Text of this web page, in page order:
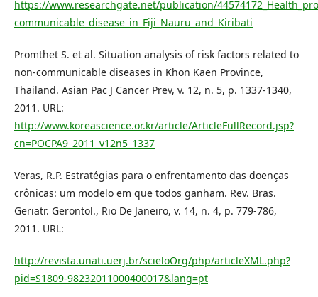
https://www.researchgate.net/publication/
communicable_disease_in_Fiji_Nauru_and_Kiribati
Promthet S. et al. Situation analysis of risk factors related to
non-communicable diseases in Khon Kaen Province,
Thailand. Asian Pac J Cancer Prev, v. 12, n. 5, p. 1337-1340,
2011. URL:
http://www.koreascience.or.kr/article/ArticleFullRecord.jsp?
cn=POCPA9_2011_v12n5_1337
Veras, R.P. Estratégias para o enfrentamento das doenças
crônicas: um modelo em que todos ganham. Rev. Bras.
Geriatr. Gerontol., Rio De Janeiro, v. 14, n. 4, p. 779-786,
2011. URL:
http://revista.unati.uerj.br/scieloOrg/php/articleXML.php?
pid=S1809-98232011000400017&lang=pt